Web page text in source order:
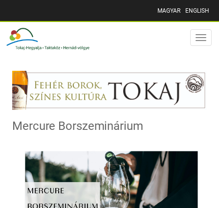
MAGYAR ENGLISH
Toggle
Mercure Borszeminárium